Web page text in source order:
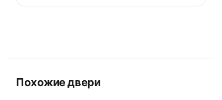
Похожие двери